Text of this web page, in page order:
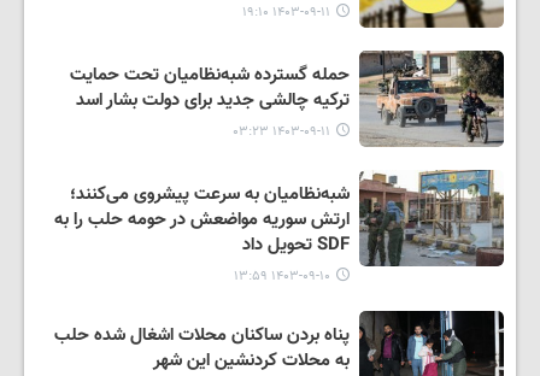
۱۴۰۳-۰۹-۱۱ ۱۹:۱۰
حمله گسترده شبه‌نظامیان تحت حمایت
ترکیه چالشی جدید برای دولت بشار اسد
۱۴۰۳-۰۹-۱۱ ۰۳:۲۳
شبه‌نظامیان به سرعت پیشروی می‌کنند؛
ارتش سوریه مواضعش در حومه حلب را به
SDF تحویل داد
۱۴۰۳-۰۹-۱۰ ۱۳:۵۹
پناه بردن ساکنان محلات اشغال شده حلب
به محلات کردنشین این شهر